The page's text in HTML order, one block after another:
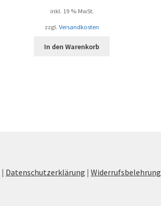
inkl. 19 % MwSt.
zzgl.Versandkosten
In den Warenkorb
| Datenschutzerklärung |Widerrufsbelehrung